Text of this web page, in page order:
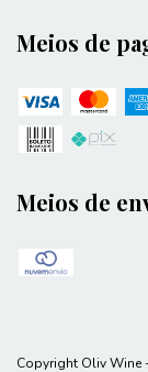
Meios de
Meios de
Copyright Oliv Wine